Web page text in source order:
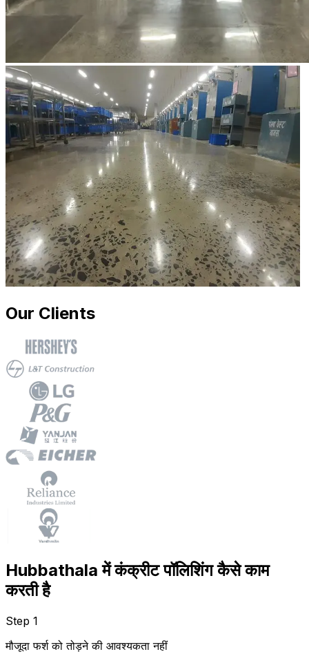
Our Clients
Hubbathala में कंक्रीट पॉलिशिंग कैसे काम
करती है
Step 1
मौजूदा फर्श को तोड़ने की आवश्यकता नहीं